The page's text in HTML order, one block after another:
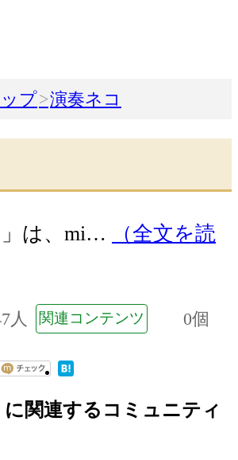
プ 演奏ネコ
」は、mi…
（全文を読
人 関連コンテンツ 0個
に関連するコミュニティ